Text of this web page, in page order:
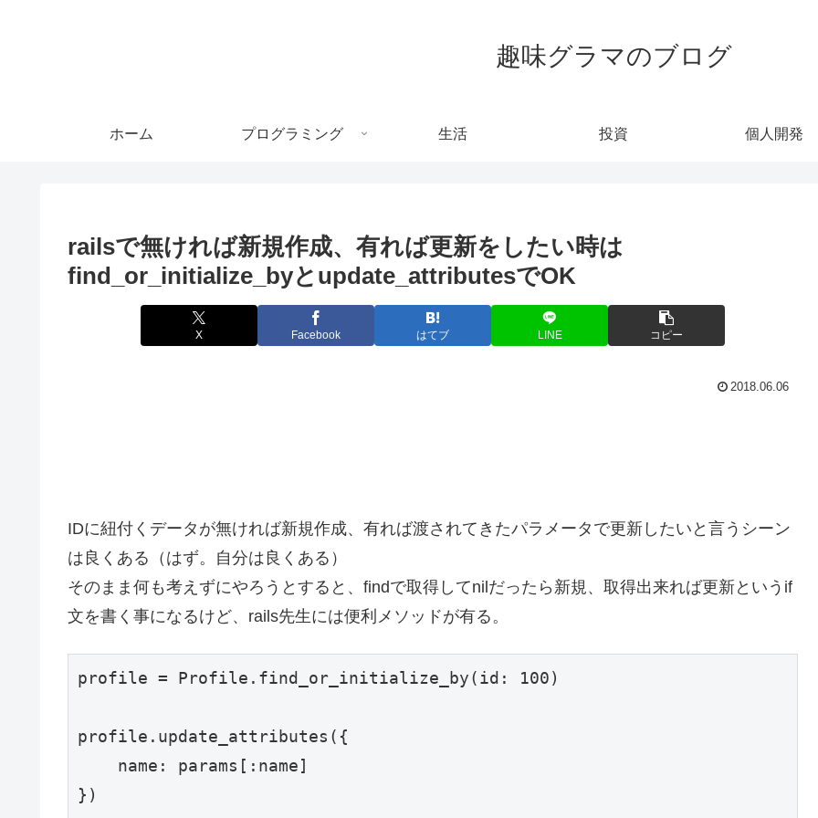
趣味グラマのブログ
ホーム プログラミング 生活 投資 個人開発
railsで無ければ新規作成、有れば更新をしたい時は
find_or_initialize_byとupdate_attributesでOK
X Facebook はてブ LINE コピー
2018.06.06
IDに紐付くデータが無ければ新規作成、有れば渡されてきたパラメータで更新したいと言うシーン
は良くある（はず。自分は良くある）
そのまま何も考えずにやろうとすると、findで取得してnilだったら新規、取得出来れば更新というif
文を書く事になるけど、rails先生には便利メソッドが有る。
profile = Profile.find_or_initialize_by(id: 100)
profile.update_attributes({
    name: params[:name]